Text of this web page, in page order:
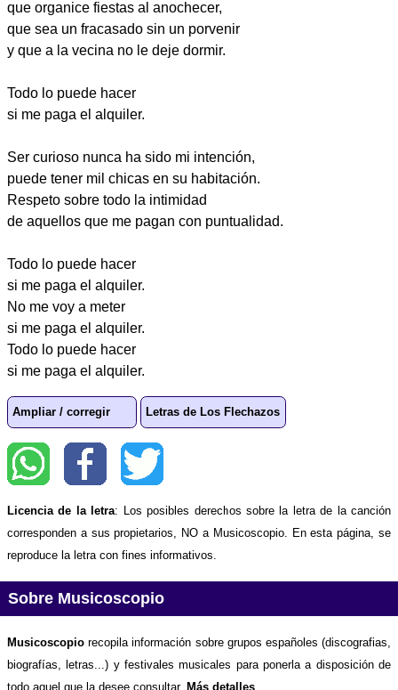
que organice fiestas al anochecer,
que sea un fracasado sin un porvenir
y que a la vecina no le deje dormir.
Todo lo puede hacer
si me paga el alquiler.
Ser curioso nunca ha sido mi intención,
puede tener mil chicas en su habitación.
Respeto sobre todo la intimidad
de aquellos que me pagan con puntualidad.
Todo lo puede hacer
si me paga el alquiler.
No me voy a meter
si me paga el alquiler.
Todo lo puede hacer
si me paga el alquiler.
Ampliar / corregir Letras de Los Flechazos
Licencia de la letra: Los posibles derechos sobre la letra de la canción
corresponden a sus propietarios, NO a Musicoscopio. En esta página, se
reproduce la letra con fines informativos.
Sobre Musicoscopio
Musicoscopio recopila información sobre grupos españoles (discografias,
biografías, letras...) y festivales musicales para ponerla a disposición de
todo aquel que la desee consultar. Más detalles